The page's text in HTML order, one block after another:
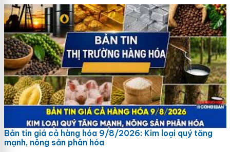
Bản tin giá cả hàng hóa 9/8/2026: Kim loại quý tăng
mạnh, nông sản phân hóa